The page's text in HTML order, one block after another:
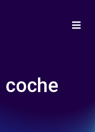
coche